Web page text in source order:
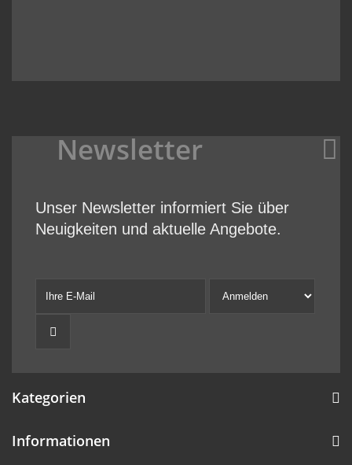
Newsletter
Unser Newsletter informiert Sie über
Neuigkeiten und aktuelle Angebote.
Kategorien
Informationen